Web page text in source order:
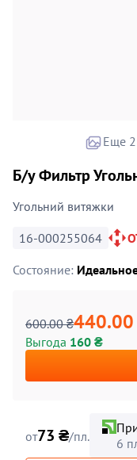
Еще 2
Б/у Фильтр
Угольний витяжки
16-000255064
Состояние:
600.00 ₴
Выгода 160 ₴
от73 ₴/пл.
6